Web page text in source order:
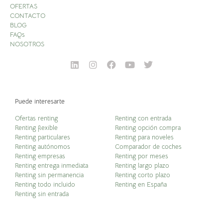
OFERTAS
CONTACTO
BLOG
FAQs
NOSOTROS
Puede interesarte
Ofertas renting
Renting flexible
Renting particulares
Renting autónomos
Renting empresas
Renting entrega inmediata
Renting sin permanencia
Renting todo incluido
Renting sin entrada
Renting con entrada
Renting opción compra
Renting para noveles
Comparador de coches
Renting por meses
Renting largo plazo
Renting corto plazo
Renting en España